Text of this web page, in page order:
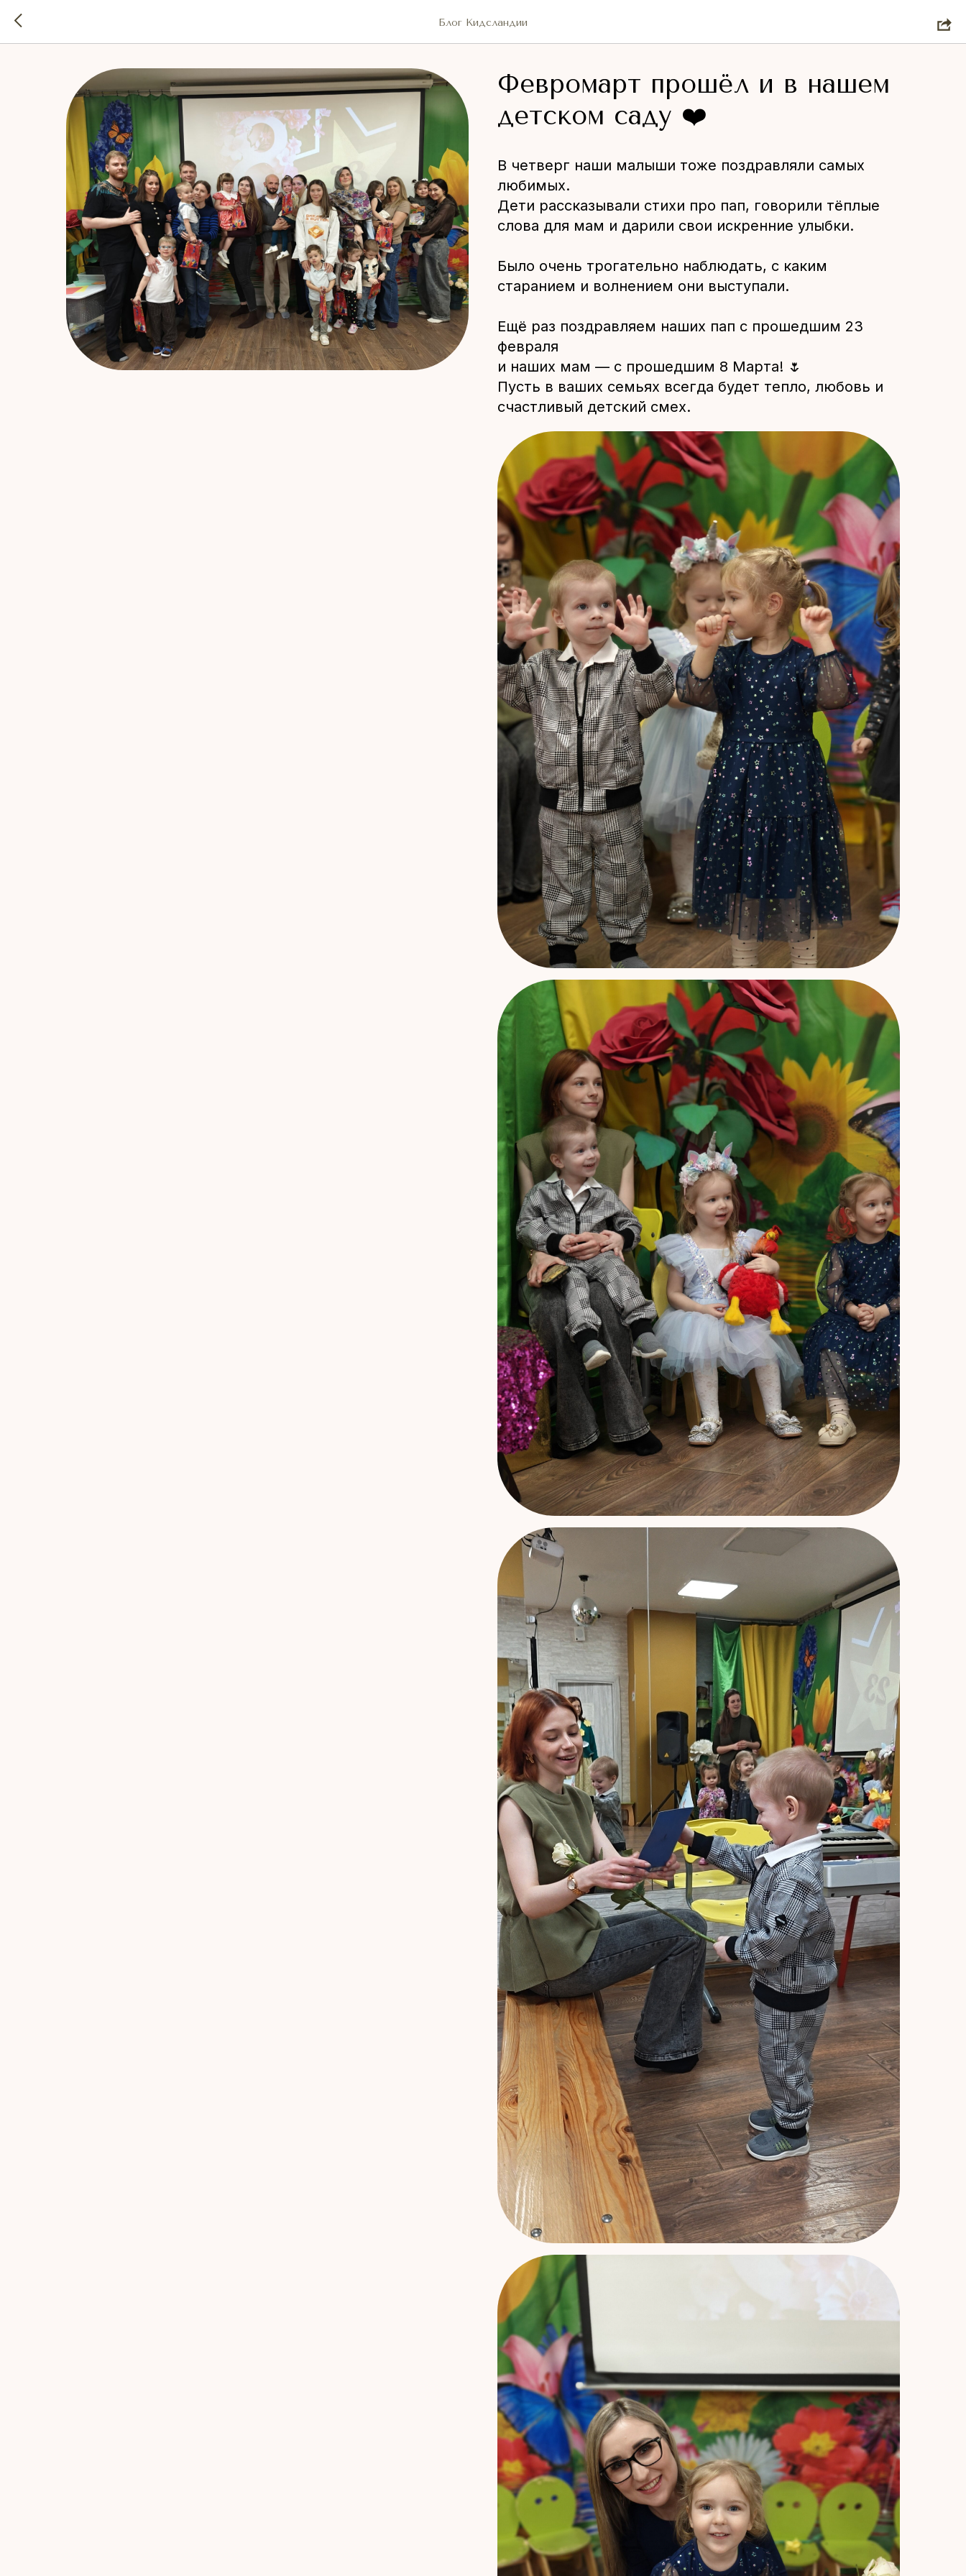
Блог Кидсландии
Февромарт прошёл и в нашем
детском саду ❤️
В четверг наши малыши тоже поздравляли самых
любимых.
Дети рассказывали стихи про пап, говорили тёплые
слова для мам и дарили свои искренние улыбки.
Было очень трогательно наблюдать, с каким
старанием и волнением они выступали.
Ещё раз поздравляем наших пап с прошедшим 23
февраля
и наших мам — с прошедшим 8 Марта! 🌷
Пусть в ваших семьях всегда будет тепло, любовь и
счастливый детский смех.